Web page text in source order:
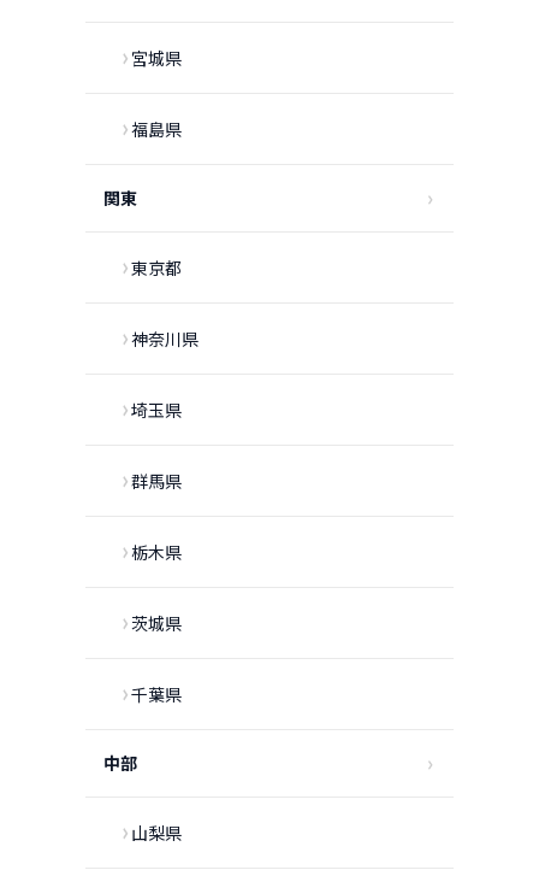
宮城県
福島県
関東
東京都
神奈川県
埼玉県
群馬県
栃木県
茨城県
千葉県
中部
山梨県